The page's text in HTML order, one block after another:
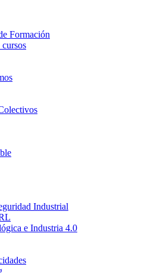
Formación
Industrial
e Industria 4.0